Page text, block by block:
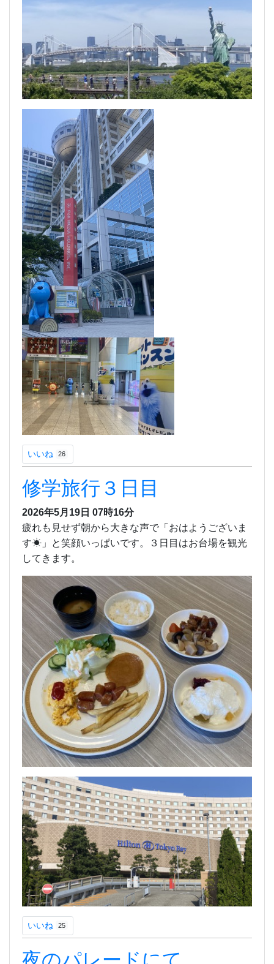
いいね 26
修学旅行３日目
2026年5月19日 07時16分
疲れも見せず朝から大きな声で「おはようございま
す☀」と笑顔いっぱいです。３日目はお台場を観光
してきます。
いいね 25
夜のパレードにて